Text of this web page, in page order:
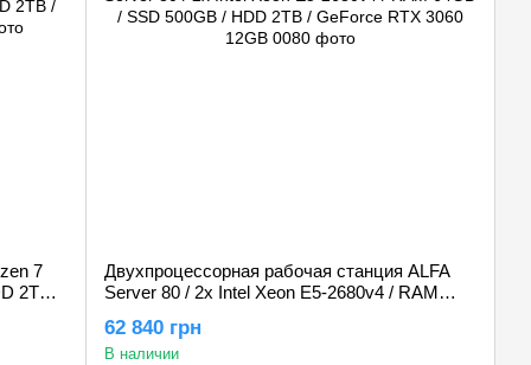
7
2TB /
Двухпроцессорная рабочая станция ALFA
Server 80 / 2x Intel Xeon E5-2680v4 / RAM
3060 12GB
62 840 грн
В наличии